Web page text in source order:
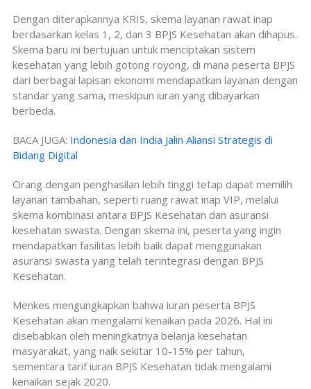
Dengan diterapkannya KRIS, skema layanan rawat inap
berdasarkan kelas 1, 2, dan 3 BPJS Kesehatan akan dihapus.
Skema baru ini bertujuan untuk menciptakan sistem
kesehatan yang lebih gotong royong, di mana peserta BPJS
dari berbagai lapisan ekonomi mendapatkan layanan dengan
standar yang sama, meskipun iuran yang dibayarkan
berbeda.
BACA JUGA: Indonesia dan India Jalin Aliansi Strategis di
Bidang Digital
Orang dengan penghasilan lebih tinggi tetap dapat memilih
layanan tambahan, seperti ruang rawat inap VIP, melalui
skema kombinasi antara BPJS Kesehatan dan asuransi
kesehatan swasta. Dengan skema ini, peserta yang ingin
mendapatkan fasilitas lebih baik dapat menggunakan
asuransi swasta yang telah terintegrasi dengan BPJS
Kesehatan.
Menkes mengungkapkan bahwa iuran peserta BPJS
Kesehatan akan mengalami kenaikan pada 2026. Hal ini
disebabkan oleh meningkatnya belanja kesehatan
masyarakat, yang naik sekitar 10-15% per tahun,
sementara tarif iuran BPJS Kesehatan tidak mengalami
kenaikan sejak 2020.